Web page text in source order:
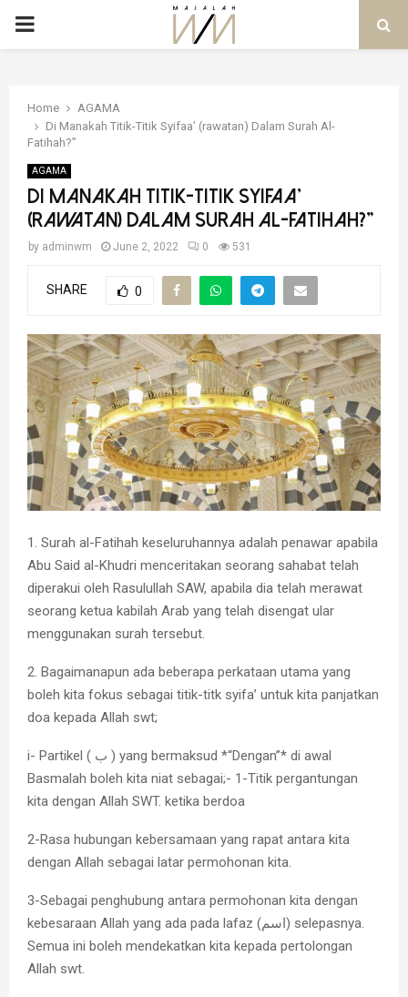
PRIMARY
Home
AGAMA
Di Manakah Titik-Titik Syifaa’ (rawatan) Dalam Surah Al-
Fatihah?”
AGAMA
Di Manakah Titik-Titik Syifaa’
(rawatan) Dalam Surah Al-Fatihah?”
by adminwm June 2, 2022 0 531
SHARE 0
1. Surah al-Fatihah keseluruhannya adalah penawar apabila
Abu Said al-Khudri menceritakan seorang sahabat telah
diperakui oleh Rasulullah SAW, apabila dia telah merawat
seorang ketua kabilah Arab yang telah disengat ular
menggunakan surah tersebut.
2. Bagaimanapun ada beberapa perkataan utama yang
boleh kita fokus sebagai titik-titk syifa’ untuk kita panjatkan
doa kepada Allah swt;
i- Partikel ( ب ) yang bermaksud *“Dengan”* di awal
Basmalah boleh kita niat sebagai;- 1-Titik pergantungan
kita dengan Allah SWT. ketika berdoa
2-Rasa hubungan kebersamaan yang rapat antara kita
dengan Allah sebagai latar permohonan kita.
3-Sebagai penghubung antara permohonan kita dengan
kebesaraan Allah yang ada pada lafaz (اسم) selepasnya.
Semua ini boleh mendekatkan kita kepada pertolongan
Allah swt.